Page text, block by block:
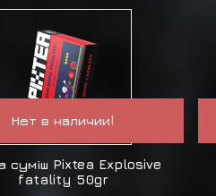
Нет в наличии!
суміш Pixtea Explosive
fatality 50gr